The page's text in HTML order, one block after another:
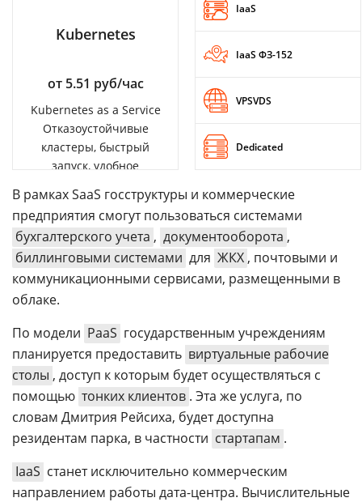
Kubernetes
от 5.51 руб/час
Kubernetes as a Service
Отказоустойчивые
кластеры, быстрый
запуск, удобное
IaaS
IaaS ФЗ-152
VPSVDS
Dedicated
В рамках SaaS госструктуры и коммерческие
предприятия смогут пользоваться системами
бухгалтерского учета , документооборота ,
биллинговыми системами для ЖКХ , почтовыми и
коммуникационными сервисами, размещенными в
облаке.
По модели PaaS государственным учреждениям
планируется предоставить виртуальные рабочие
столы , доступ к которым будет осуществляться с
помощью тонких клиентов . Эта же услуга, по
словам Дмитрия Рейсиха, будет доступна
резидентам парка, в частности стартапам .
IaaS станет исключительно коммерческим
направлением работы дата-центра. Вычислительные